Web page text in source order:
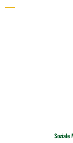
Soziale